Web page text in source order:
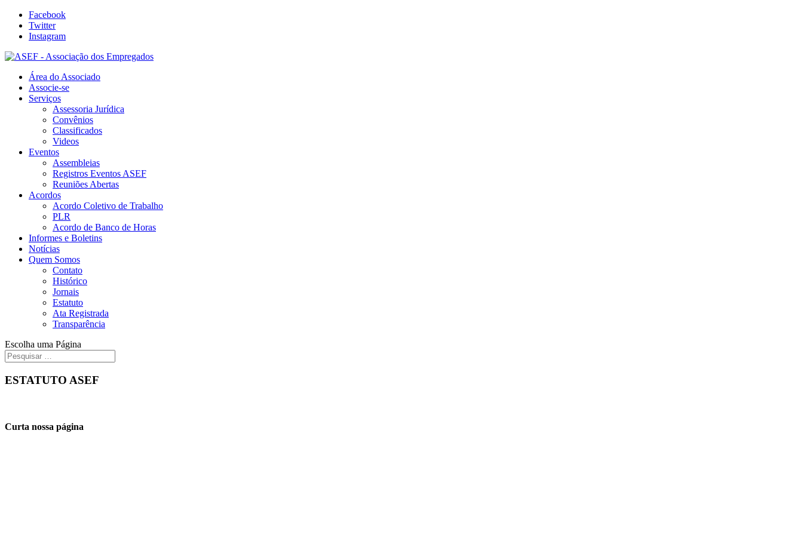
Facebook
Twitter
Instagram
Área do Associado
Associe-se
Serviços
Assessoria Jurídica
Convênios
Classificados
Videos
Eventos
Assembleias
Registros Eventos ASEF
Reuniões Abertas
Acordos
Acordo Coletivo de Trabalho
PLR
Acordo de Banco de Horas
Informes e Boletins
Notícias
Quem Somos
Contato
Histórico
Jornais
Estatuto
Ata Registrada
Transparência
Escolha uma Página
ESTATUTO ASEF
Curta nossa página